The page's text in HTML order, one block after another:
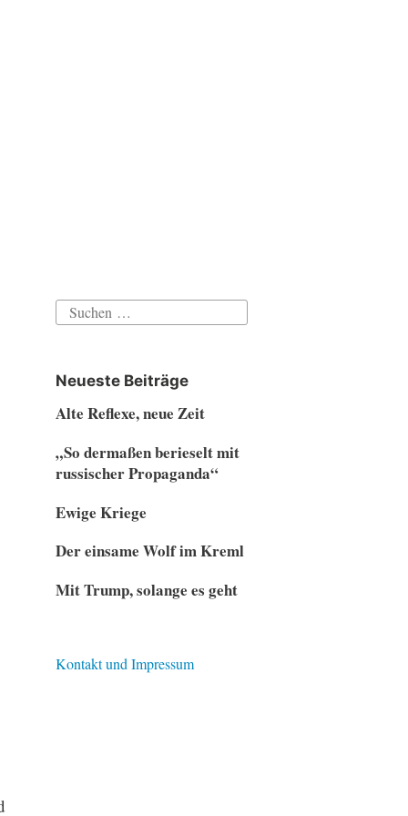
Suchen
Neueste Beiträge
Alte Reflexe, neue Zeit
„So dermaßen berieselt mit
russischer Propaganda“
Ewige Kriege
Der einsame Wolf im Kreml
Mit Trump, solange es geht
Kontakt und Impressum